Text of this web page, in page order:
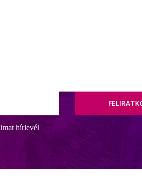
a fopályaudvar és a Sants Estaci
gyöngyszemeit, valamint olyan
hírlevél